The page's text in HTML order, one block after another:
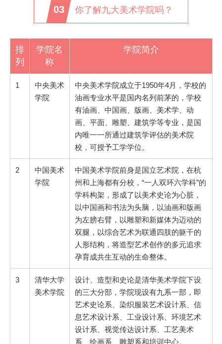
03 你了解九大美术学院吗？
排
列
学院名
称
学院简介
1
中央美术
学院
中央美术学院成立于1950年4月，学校的
油画专业水平是国内名列前茅的，学校
有油画、中国画、版画、美术学、动
画、平面、雕塑、建筑学等专业，是国
内唯一一所通过建筑学评估的美术院
校，可授予工学学位。
2
中国美术
学院
中国美术学院前身是国立艺术院，在杭
州和上海都有分校，“一人双环六学科”的
学科构架，形成了以美术史论为心脏，
以中国画和书法为头脑，以油画和版画
为左膀右臂，以雕塑和新媒体为迈动的
双腿，以综合艺术为联通四肢的躯干的
人形结构，将造型艺术创作的多元追求
孕育成共生互动的生命整体。
3
清华大学
美术学院
设计、造型和史论是清华美术学院下设
的三大分部，学院现设有九系一部，即
艺术史论系、染织服装艺术设计系、信
息艺术设计系、工业设计系、环境艺术
设计系、视觉传达设计系、工艺美术
系、绘画系、雕塑系和培训中心。